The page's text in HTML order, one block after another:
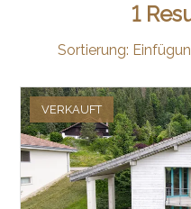
1
Sortierung:
VERKAUFT